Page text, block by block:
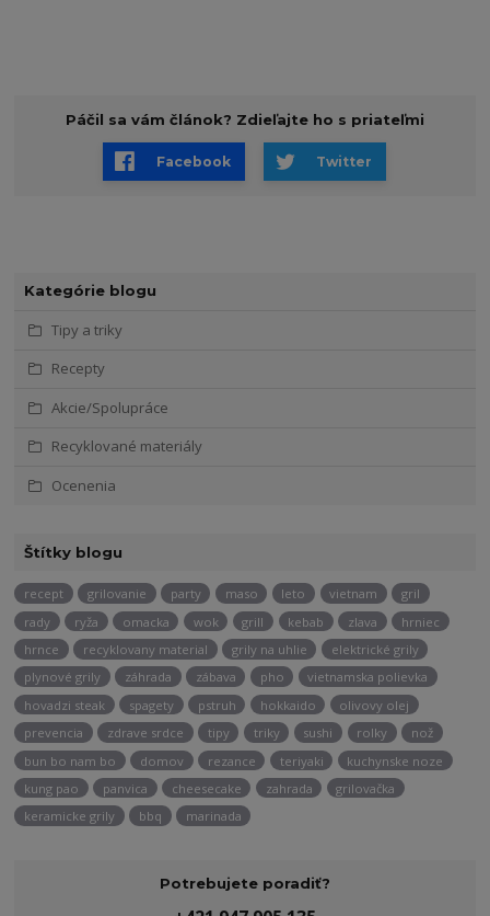
Kategórie blogu
Tipy a triky
Recepty
Akcie/Spolupráce
Recyklované materiály
Ocenenia
Štítky blogu
recept grilovanie party maso leto vietnam
gril
rady
ryža omacka wok grill kebab zlava
hrniec
hrnce
recyklovany material grily na uhlie
elektrické grily
plynové grily
záhrada zábava pho
vietnamska polievka
hovadzi steak
spagety pstruh hokkaido
olivovy olej
prevencia
zdrave srdce tipy triky sushi rolky
nož
bun bo nam bo
domov rezance teriyaki
kuchynske noze
kung pao
panvica cheesecake zahrada
grilovačka
keramicke grily
bbq marinada
Potrebujete poradiť?
Páčil sa vám článok? Zdieľajte ho s priateľmi
Facebook Twitter